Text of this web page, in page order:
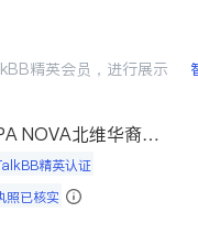
教育
盈利组织
H
Ci
精英会员，进行展示
NOVA北维华裔家
精英认证
照已核实
，赋能孩子与下一代，